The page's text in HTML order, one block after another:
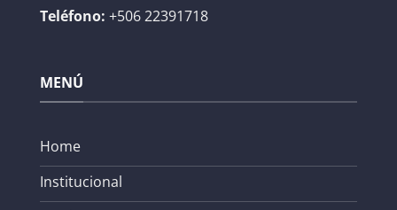
Teléfono: +506 22391718
MENÚ
Home
Institucional